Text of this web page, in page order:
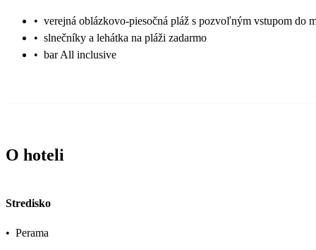
• verejná oblázkovo-piesočná pláž s pozvoľným vstupom do
• slnečníky a lehátka na pláži zadarmo
• bar All inclusive
O hoteli
Stredisko
• Perama